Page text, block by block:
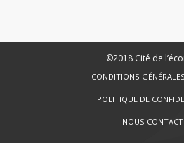
©2018 Cité de
CONDITIONS
POLITIQUE DE
NOUS